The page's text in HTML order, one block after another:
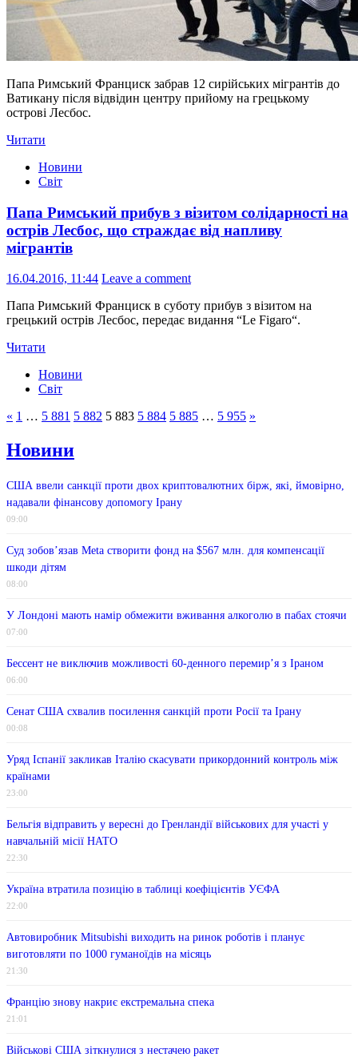
Папа Римський Франциск забрав 12 сирійських мігрантів до
Ватикану після відвідин центру прийому на грецькому
острові Лесбос.
Читати
Новини
Світ
Папа Римський прибув з візитом солідарності на
острів Лесбос, що страждає від напливу
мігрантів
16.04.2016, 11:44 Leave a comment
Папа Римський Франциск в суботу прибув з візитом на
грецький острів Лесбос, передає видання “Le Figaro“.
Читати
Новини
Світ
« 1 … 5 881 5 882 5 883 5 884 5 885 … 5 955 »
Новини
США ввели санкції проти двох криптовалютних бірж, які, ймовірно,
надавали фінансову допомогу Ірану
09:00
Суд зобов’язав Meta створити фонд на $567 млн. для компенсації
шкоди дітям
08:00
У Лондоні мають намір обмежити вживання алкоголю в пабах стоячи
07:00
Бессент не виключив можливості 60-денного перемир’я з Іраном
06:00
Сенат США схвалив посилення санкцій проти Росії та Ірану
00:08
Уряд Іспанії закликав Італію скасувати прикордонний контроль між
країнами
23:00
Бельгія відправить у вересні до Гренландії військових для участі у
навчальній місії НАТО
22:30
Україна втратила позицію в таблиці коефіцієнтів УЄФА
22:00
Автовиробник Mitsubishi виходить на ринок роботів і планує
виготовляти по 1000 гуманоїдів на місяць
21:30
Францію знову накриє екстремальна спека
21:01
Військові США зіткнулися з нестачею ракет